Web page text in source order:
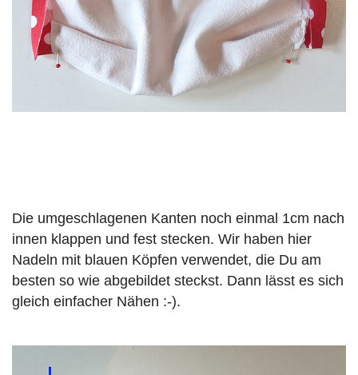
Die umgeschlagenen Kanten noch einmal 1cm nach
innen klappen und fest stecken. Wir haben hier
Nadeln mit blauen Köpfen verwendet, die Du am
besten so wie abgebildet steckst. Dann lässt es sich
gleich einfacher Nähen :-).